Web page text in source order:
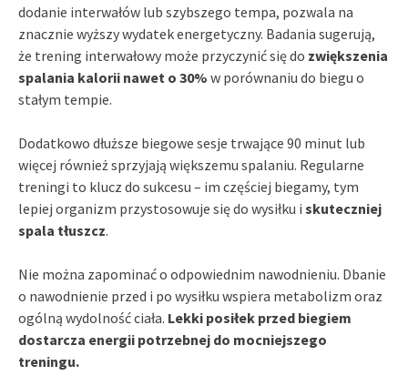
dodanie interwałów lub szybszego tempa, pozwala na
znacznie wyższy wydatek energetyczny. Badania sugerują,
że trening interwałowy może przyczynić się do zwiększenia
spalania kalorii nawet o 30% w porównaniu do biegu o
stałym tempie.
Dodatkowo dłuższe biegowe sesje trwające 90 minut lub
więcej również sprzyjają większemu spalaniu. Regularne
treningi to klucz do sukcesu – im częściej biegamy, tym
lepiej organizm przystosowuje się do wysiłku i skuteczniej
spala tłuszcz.
Nie można zapominać o odpowiednim nawodnieniu. Dbanie
o nawodnienie przed i po wysiłku wspiera metabolizm oraz
ogólną wydolność ciała. Lekki posiłek przed biegiem
dostarcza energii potrzebnej do mocniejszego
treningu.